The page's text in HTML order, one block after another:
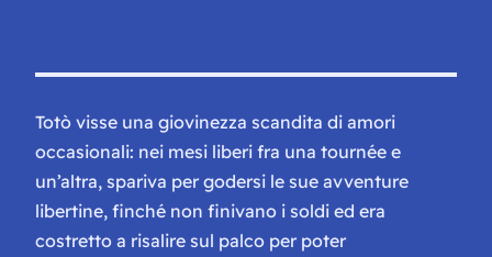
Totò visse una giovinezza scandita di amori
occasionali: nei mesi liberi fra una tournée e
un’altra, spariva per godersi le sue avventure
libertine, finché non finivano i soldi ed era
costretto a risalire sul palco per poter